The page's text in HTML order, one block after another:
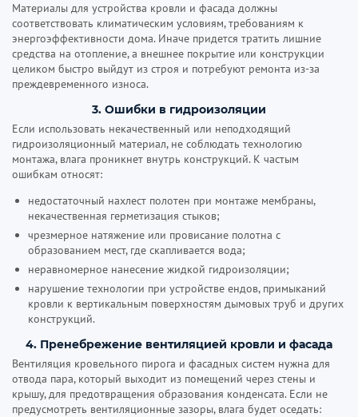
Материалы для устройства кровли и фасада должны
соответствовать климатическим условиям, требованиям к
энергоэффективности дома. Иначе придется тратить лишние
средства на отопление, а внешнее покрытие или конструкции
целиком быстро выйдут из строя и потребуют ремонта из-за
преждевременного износа.
3. Ошибки в гидроизоляции
Если использовать некачественный или неподходящий
гидроизоляционный материал, не соблюдать технологию
монтажа, влага проникнет внутрь конструкций. К частым
ошибкам относят:
недостаточный нахлест полотен при монтаже мембраны,
некачественная герметизация стыков;
чрезмерное натяжение или провисание полотна с
образованием мест, где скапливается вода;
неравномерное нанесение жидкой гидроизоляции;
нарушение технологии при устройстве ендов, примыканий
кровли к вертикальным поверхностям дымовых труб и других
конструкций.
4. Пренебрежение вентиляцией кровли и фасада
Вентиляция кровельного пирога и фасадных систем нужна для
отвода пара, который выходит из помещений через стены и
крышу, для предотвращения образования конденсата. Если не
предусмотреть вентиляционные зазоры, влага будет оседать: